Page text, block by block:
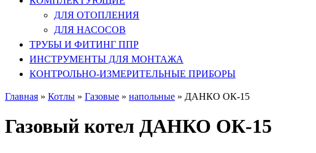
ДЛЯ ОТОПЛЕНИЯ
ДЛЯ НАСОСОВ
ТРУБЫ И ФИТИНГ ППР
ИНСТРУМЕНТЫ ДЛЯ МОНТАЖА
КОНТРОЛЬНО-ИЗМЕРИТЕЛЬНЫЕ ПРИБОРЫ
Главная » Котлы » Газовые » напольные » ДАНКО ОК-15
Газовый котел ДАНКО ОК-15